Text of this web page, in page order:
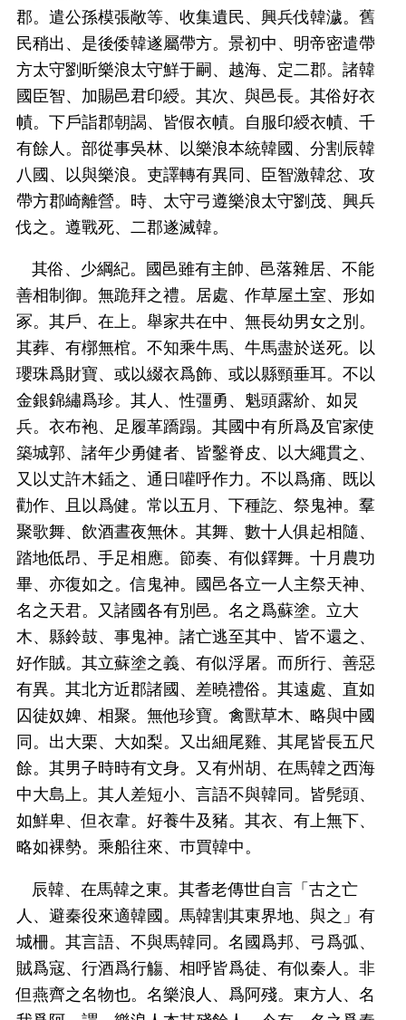
郡。遣公孫模張敞等、收集遺民、興兵伐韓濊。舊
民稍出、是後倭韓遂屬帶方。景初中、明帝密遣帶
方太守劉昕樂浪太守鮮于嗣、越海、定二郡。諸韓
國臣智、加賜邑君印綬。其次、與邑長。其俗好衣
幘。下戶詣郡朝謁、皆假衣幘。自服印綬衣幘、千
有餘人。部從事吳林、以樂浪本統韓國、分割辰韓
八國、以與樂浪。吏譯轉有異同、臣智激韓忿、攻
帶方郡崎離營。時、太守弓遵樂浪太守劉茂、興兵
伐之。遵戰死、二郡遂滅韓。
其俗、少綱紀。國邑雖有主帥、邑落雜居、不能
善相制御。無跪拜之禮。居處、作草屋土室、形如
冢。其戶、在上。舉家共在中、無長幼男女之別。
其葬、有槨無棺。不知乘牛馬、牛馬盡於送死。以
瓔珠爲財寶、或以綴衣爲飾、或以縣頸垂耳。不以
金銀錦繡爲珍。其人、性彊勇、魁頭露紒、如炅
兵。衣布袍、足履革蹻蹋。其國中有所爲及官家使
築城郭、諸年少勇健者、皆鑿脊皮、以大繩貫之、
又以丈許木鍤之、通日嚾呼作力。不以爲痛、既以
勸作、且以爲健。常以五月、下種訖、祭鬼神。羣
聚歌舞、飲酒晝夜無休。其舞、數十人俱起相隨、
踏地低昂、手足相應。節奏、有似鐸舞。十月農功
畢、亦復如之。信鬼神。國邑各立一人主祭天神、
名之天君。又諸國各有別邑。名之爲蘇塗。立大
木、縣鈴鼓、事鬼神。諸亡逃至其中、皆不還之、
好作賊。其立蘇塗之義、有似浮屠。而所行、善惡
有異。其北方近郡諸國、差曉禮俗。其遠處、直如
囚徒奴婢、相聚。無他珍寶。禽獸草木、略與中國
同。出大栗、大如梨。又出細尾雞、其尾皆長五尺
餘。其男子時時有文身。又有州胡、在馬韓之西海
中大島上。其人差短小、言語不與韓同。皆髡頭、
如鮮卑、但衣韋。好養牛及豬。其衣、有上無下、
略如裸勢。乘船往來、巿買韓中。
辰韓、在馬韓之東。其耆老傳世自言「古之亡
人、避秦役來適韓國。馬韓割其東界地、與之」有
城柵。其言語、不與馬韓同。名國爲邦、弓爲弧、
賊爲寇、行酒爲行觴、相呼皆爲徒、有似秦人。非
但燕齊之名物也。名樂浪人、爲阿殘。東方人、名